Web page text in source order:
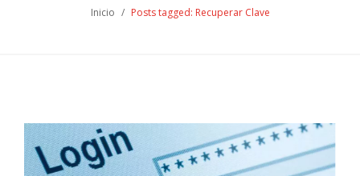
Inicio / Posts tagged: Recuperar Clave